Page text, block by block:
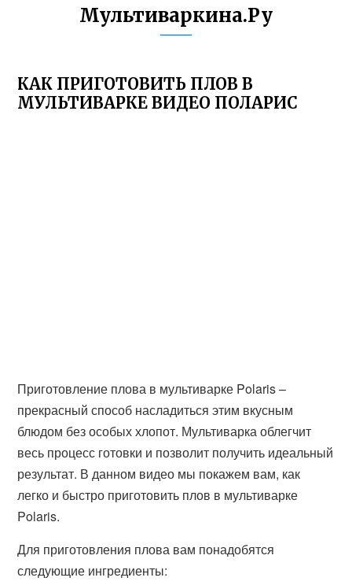
Мультиваркина.Ру
КАК ПРИГОТОВИТЬ ПЛОВ В
МУЛЬТИВАРКЕ ВИДЕО ПОЛАРИС
Приготовление плова в мультиварке Polaris –
прекрасный способ насладиться этим вкусным
блюдом без особых хлопот. Мультиварка облегчит
весь процесс готовки и позволит получить идеальный
результат. В данном видео мы покажем вам, как
легко и быстро приготовить плов в мультиварке
Polaris.
Для приготовления плова вам понадобятся
следующие ингредиенты: